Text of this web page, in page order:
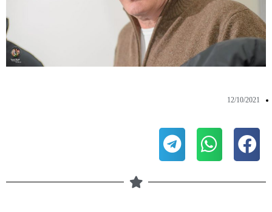
12/10/2021